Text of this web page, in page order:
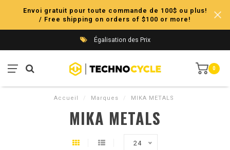
Envoi gratuit pour toute commande de 100$ ou plus!
/ Free shipping on orders of $100 or more!
Égalisation des Prix
0
Accueil / Marques / MIKA METALS
MIKA METALS
24